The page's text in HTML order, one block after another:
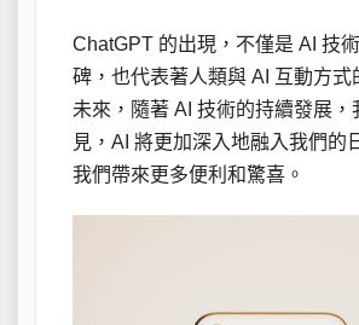
ChatGPT 的出現，不僅是 AI 技
碑，也代表著人類與 AI 互動方式
未來，隨著 AI 技術的持續發展，
見，AI 將更加深入地融入我們的
我們帶來更多便利和驚喜。